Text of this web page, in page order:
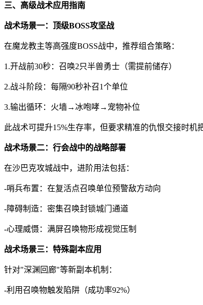
三、高级战术应用指南
战术场景一：顶级BOSS攻坚战
在魔龙教主等高强度BOSS战中，推荐组合策略：
1.开战前30秒：召唤2只半兽勇士（需提前储存）
2.战斗阶段：每隔90秒补召1个单位
3.输出循环：火墙→冰咆哮→宠物补位
此战术可提升15%生存率，但要求精准的仇恨交接时机
战术场景二：行会战中的战略部署
在沙巴克攻城战中，进阶用法包括：
-哨兵布置：在复活点召唤单位预警敌方动向
-障碍制造：密集召唤封锁城门通道
-心理威慑：满屏召唤物形成视觉压制
战术场景三：特殊副本应用
针对"深渊回廊"等新副本机制：
-利用召唤物触发陷阱（成功率92%）